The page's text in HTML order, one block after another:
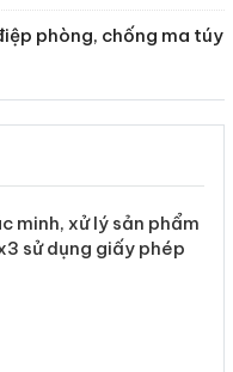
phòng, chống ma túy
minh, xử lý sản phẩm
sử dụng giấy phép